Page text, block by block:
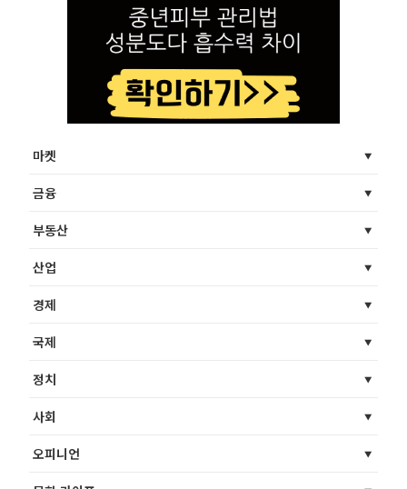
마켓
금융
부동산
산업
경제
국제
정치
사회
오피니언